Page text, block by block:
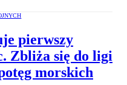
pierwszy
Zbliża się do ligi
morskich